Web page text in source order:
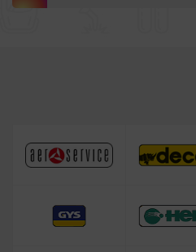
Saldatrice TELWIN
Saldatrice per alluminio
Saldatrice a filo animato
Saldatrice Fai da te